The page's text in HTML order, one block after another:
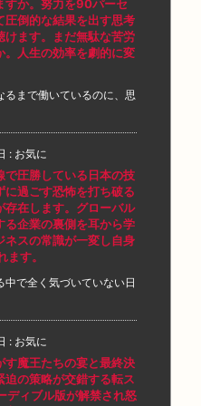
すか。努力を90パーセ
圧倒的な結果を出す思考
けます。まだ無駄な苦労
。人生の効率を劇的に変
まで働いているのに、思
: お気に
で圧勝している日本の技
に過ごす恐怖を打ち破る
存在します。グローバル
る企業の裏側を耳から学
ネスの常識が一変し自身
す。
で全く気づいていない日
: お気に
す魔王たちの宴と最終決
迫の策略が交錯する転ス
ディブル版が解禁され怒